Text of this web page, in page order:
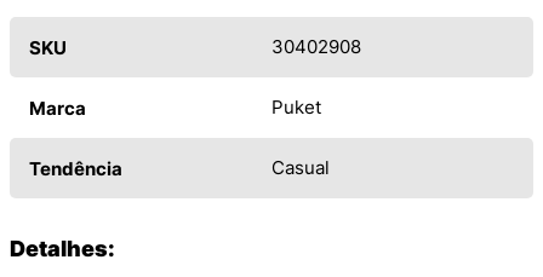
SKU 30402908
Marca Puket
Tendência Casual
Detalhes: